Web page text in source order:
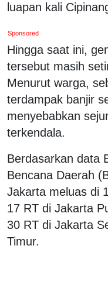
luapan kali
Sponsored
Hingga saat ini,
tersebut masih
Menurut warga,
terdampak banjir
menyebabkan
terkendala.
Berdasarkan data
Bencana Daerah
Jakarta meluas di
17 RT di Jakarta
30 RT di Jakarta
Timur.